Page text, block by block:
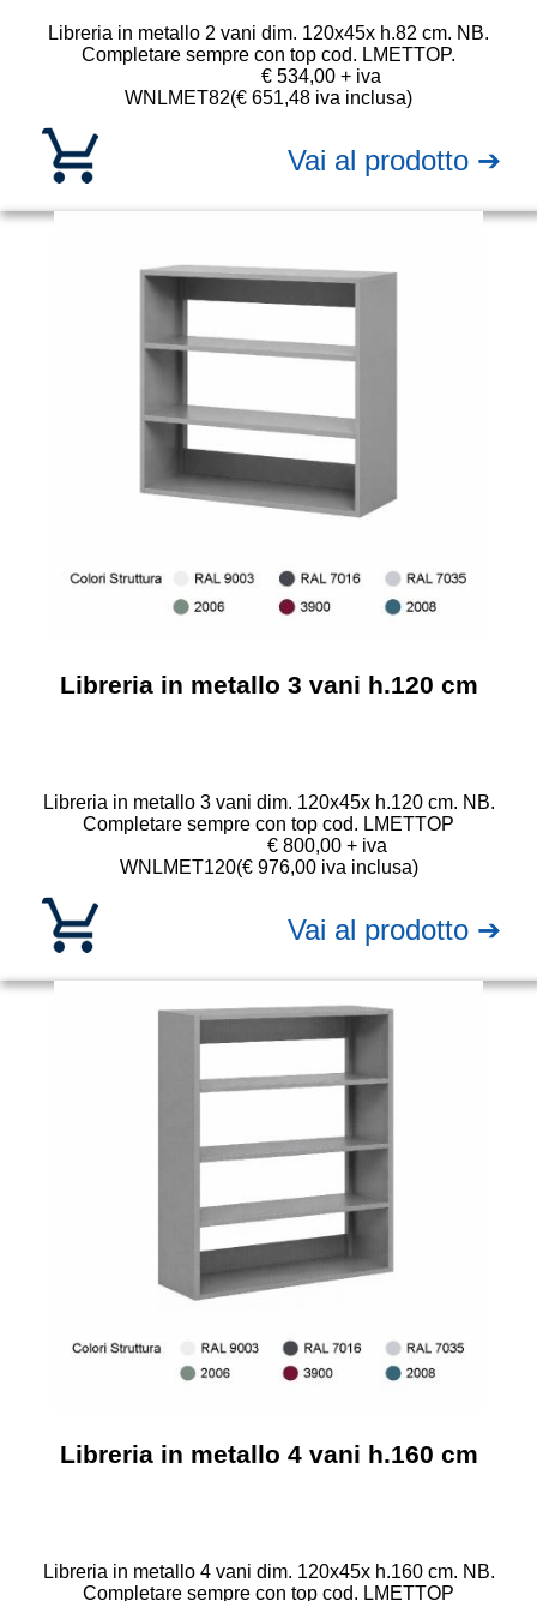
Libreria in metallo 2 vani dim. 120x45x h.82 cm. NB.
Completare sempre con top cod. LMETTOP.
WNLMET82
€ 534,00 + iva
(€ 651,48 iva inclusa)
Vai al prodotto ➔
Libreria in metallo 3 vani h.120 cm
Libreria in metallo 3 vani dim. 120x45x h.120 cm. NB.
Completare sempre con top cod. LMETTOP
WNLMET120
€ 800,00 + iva
(€ 976,00 iva inclusa)
Vai al prodotto ➔
Libreria in metallo 4 vani h.160 cm
Libreria in metallo 4 vani dim. 120x45x h.160 cm. NB.
Completare sempre con top cod. LMETTOP